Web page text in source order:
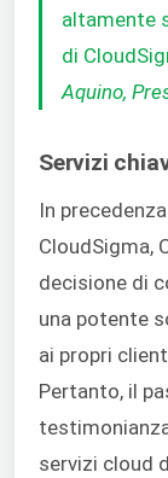
altamente
di
Aquino,
Servizi
In
CloudSigma,
decisione di
una potente
ai propri
Pertanto, il
servizi cloud